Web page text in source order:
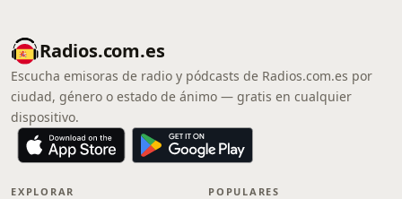
Radios.com.es
Escucha emisoras de radio y pódcasts de Radios.com.es por
ciudad, género o estado de ánimo — gratis en cualquier
dispositivo.
EXPLORAR POPULARES